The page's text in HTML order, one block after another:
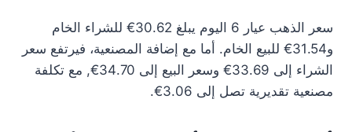
سعر الذهب عيار 6 اليوم يبلغ 30.62€ للشراء الخام
و31.54€ للبيع الخام. أما مع إضافة المصنعية، فيرتفع سعر
الشراء إلى 33.69€ وسعر البيع إلى 34.70€, مع تكلفة
مصنعية تقديرية تصل إلى 3.06€.